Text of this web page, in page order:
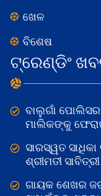
ଖେଳ
ବିଶେଷ
ଟ୍ରେଣ୍ଡିଂ
ବାଲୁଗାଁ
ମାଲିକଙ୍କୁ
ସାରସ୍ୱତ
ଶ୍ରୀମତୀ
ଗାୟକ ଶେଖର